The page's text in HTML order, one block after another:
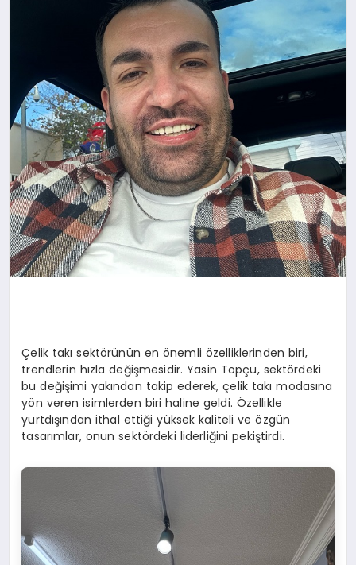
Çelik takı sektörünün en önemli özelliklerinden biri,
trendlerin hızla değişmesidir. Yasin Topçu, sektördeki
bu değişimi yakından takip ederek, çelik takı modasına
yön veren isimlerden biri haline geldi. Özellikle
yurtdışından ithal ettiği yüksek kaliteli ve özgün
tasarımlar, onun sektördeki liderliğini pekiştirdi.